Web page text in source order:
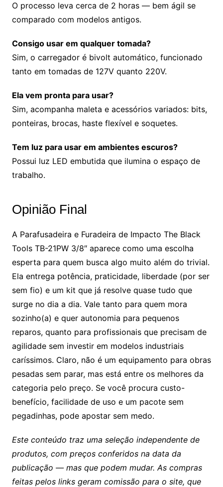
O processo leva cerca de 2 horas — bem ágil se
comparado com modelos antigos.
Consigo usar em qualquer tomada?
Sim, o carregador é bivolt automático, funcionado
tanto em tomadas de 127V quanto 220V.
Ela vem pronta para usar?
Sim, acompanha maleta e acessórios variados: bits,
ponteiras, brocas, haste flexível e soquetes.
Tem luz para usar em ambientes escuros?
Possui luz LED embutida que ilumina o espaço de
trabalho.
Opinião Final
A Parafusadeira e Furadeira de Impacto The Black
Tools TB-21PW 3/8″ aparece como uma escolha
esperta para quem busca algo muito além do trivial.
Ela entrega potência, praticidade, liberdade (por ser
sem fio) e um kit que já resolve quase tudo que
surge no dia a dia. Vale tanto para quem mora
sozinho(a) e quer autonomia para pequenos
reparos, quanto para profissionais que precisam de
agilidade sem investir em modelos industriais
caríssimos. Claro, não é um equipamento para obras
pesadas sem parar, mas está entre os melhores da
categoria pelo preço. Se você procura custo-
benefício, facilidade de uso e um pacote sem
pegadinhas, pode apostar sem medo.
Este conteúdo traz uma seleção independente de
produtos, com preços conferidos na data da
publicação — mas que podem mudar. As compras
feitas pelos links geram comissão para o site, que